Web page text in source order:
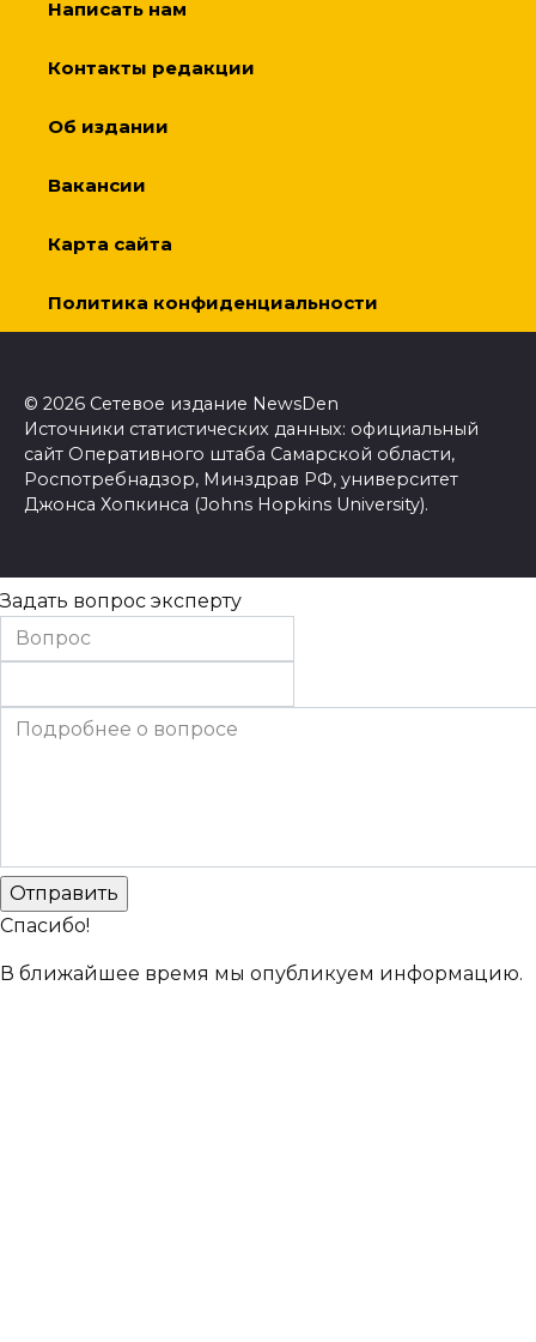
Написать нам
Контакты редакции
Об издании
Вакансии
Карта сайта
Политика конфиденциальности
© 2026 Сетевое издание NewsDen
Источники статистических данных: официальный
сайт Оперативного штаба Самарской области,
Роспотребнадзор, Минздрав РФ, университет
Джонса Хопкинса (Johns Hopkins University).
Задать вопрос эксперту
Спасибо!
В ближайшее время мы опубликуем информацию.